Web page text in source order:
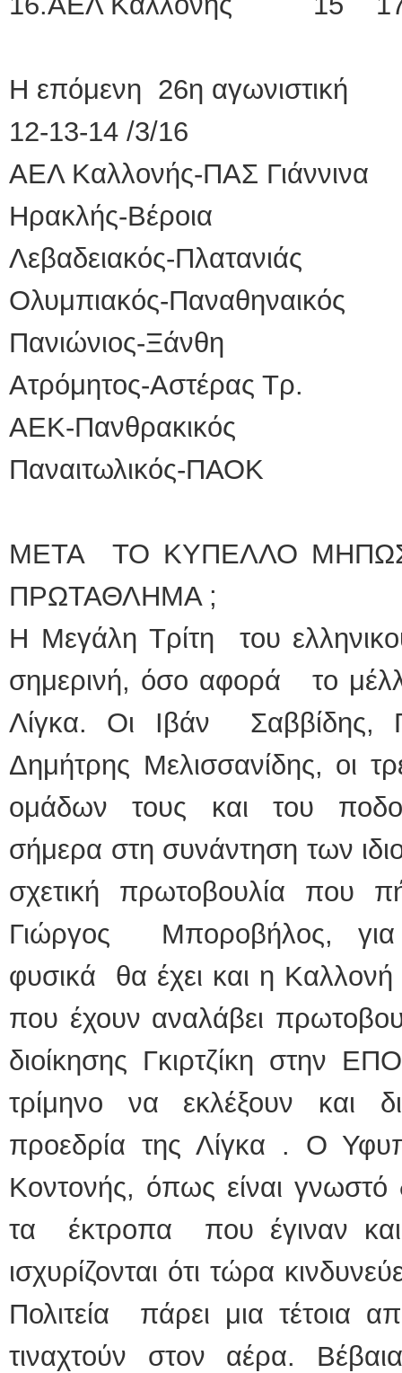
Η επόμενη 26η αγωνιστική
12-13-14 /3/16
ΑΕΛ Καλλονής-ΠΑΣ Γιάννινα
Ηρακλής-Βέροια
Λεβαδειακός-Πλατανιάς
Ολυμπιακός-Παναθηναικός
Πανιώνιος-Ξάνθη
Ατρόμητος-Αστέρας Τρ.
ΑΕΚ-Πανθρακικός
Παναιτωλικός-ΠΑΟΚ
ΜΕΤΑ ΤΟ ΚΥΠΕΛΛΟ
ΠΡΩΤΑΘΛΗΜΑ ;
Η Μεγάλη Τρίτη του
σημερινή, όσο αφορά το
Λίγκα. Οι Ιβάν Σαββίδης,
Δημήτρης Μελισσανίδης, οι
ομάδων τους και του
σήμερα στη συνάντηση των
σχετική πρωτοβουλία που
Γιώργος Μποροβήλος,
φυσικά θα έχει και η
που έχουν αναλάβει
διοίκησης Γκιρτζίκη στην
τρίμηνο να εκλέξουν και
προεδρία της Λίγκα . Ο
Κοντονής, όπως είναι
τα έκτροπα που έγιναν και
ισχυρίζονται ότι τώρα
Πολιτεία πάρει μια τέτοια
τιναχτούν στον αέρα.